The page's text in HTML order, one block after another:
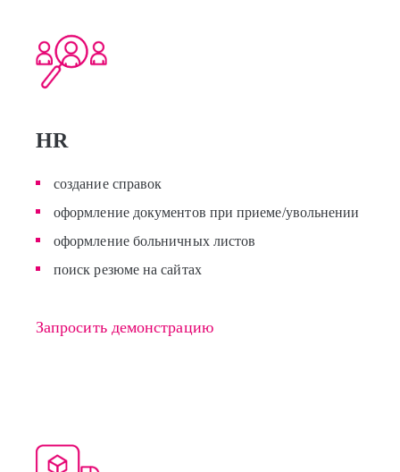
HR
создание справок
оформление документов при приеме/увольнении
оформление больничных листов
поиск резюме на сайтах
Запросить демонстрацию